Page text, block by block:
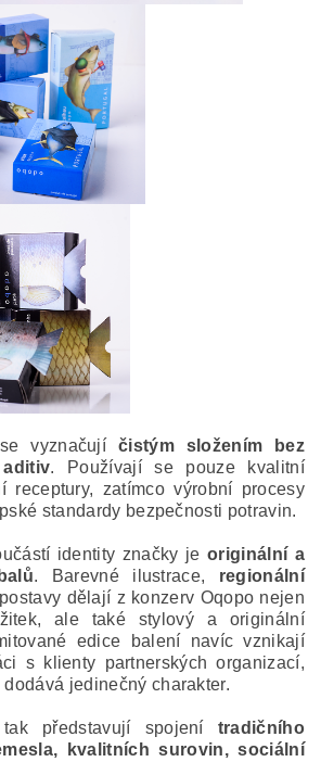
vyznačují čistým složením bez
. Používají se pouze kvalitní
receptury, zatímco výrobní procesy
standardy bezpečnosti potravin.
identity značky jeoriginální a
. Barevné ilustrace, regionální
dělají z konzerv Oqopo nejen
ale také stylový a originální
edice balení navíc vznikají
s klienty partnerských organizací,
jedinečný charakter.
tak představují spojení tradičního
kvalitních surovin, sociální